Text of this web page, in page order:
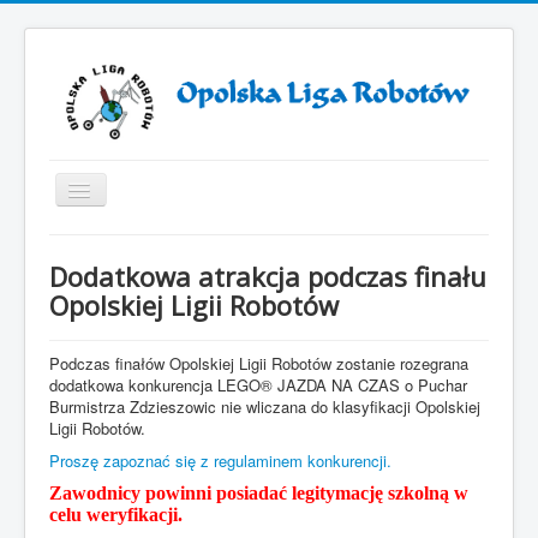
Toggle
Navigation
ZAWODY ROBOTÓW 2025
Otwarcie VII sezonu Opolskiej Ligi Robotów
Sezon 2019/2021
Sezon 2018/2019
Sezon 2017/2018
Dodatkowa atrakcja podczas finału
Opolskiej Ligii Robotów
Podczas finałów Opolskiej Ligii Robotów zostanie rozegrana
dodatkowa konkurencja LEGO® JAZDA NA CZAS o Puchar
Burmistrza Zdzieszowic nie wliczana do klasyfikacji Opolskiej
Ligii Robotów.
Proszę zapoznać się z regulaminem konkurencji.
Zawodnicy powinni posiadać legitymację szkolną w
celu weryfikacji.